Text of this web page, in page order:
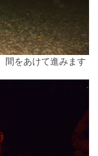
間をあけて進みます